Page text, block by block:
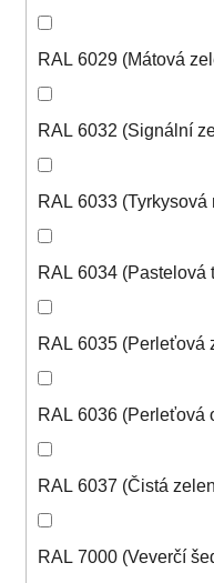
RAL 6029 (Mátová
RAL 6032 (Signální
RAL 6033 (Tyrkysová
RAL 6034 (Pastelová
RAL 6035 (Perleťová
RAL 6036 (Perleťová
RAL 6037 (Čistá
RAL 7000 (Veverčí